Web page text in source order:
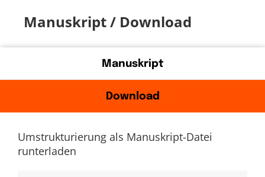
Manuskript / Download
Manuskript
Download
Umstrukturierung als Manuskript-Datei
runterladen